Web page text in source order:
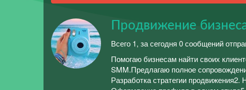
Продвижение
Всего 1, за сегодня 0 сообщений
Помогаю бизнесам найти своих
SMM.Предлагаю полное
Разработка стратегии